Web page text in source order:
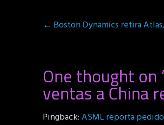
Post
navigation
← Boston Dynamics retira
One thought on
ventas a China
Pingback:ASML reporta